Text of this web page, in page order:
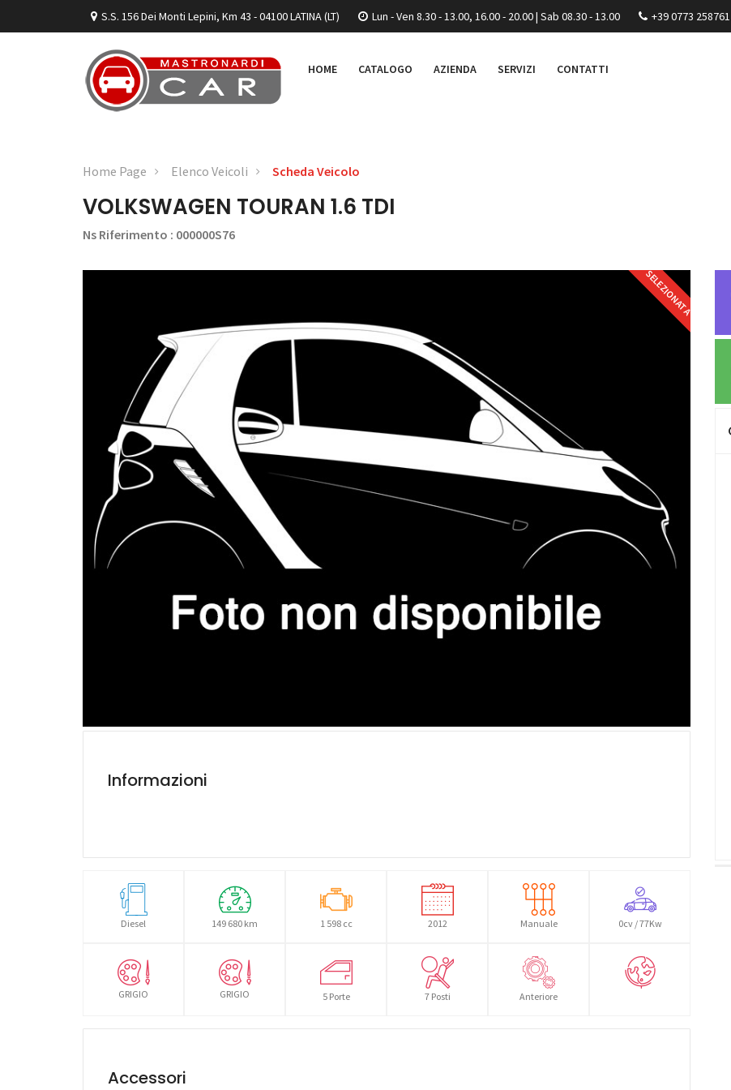
S.S. 156 Dei Monti Lepini, Km 43 - 04100 LATINA (LT) Lun - Ven 8.30 - 13.00, 16.00 - 20.00 | Sab 08.30 - 13.00 +39 0773 258761
HOME CATALOGO AZIENDA SERVIZI CONTATTI
Home Page Elenco Veicoli Scheda Veicolo
VOLKSWAGEN TOURAN 1.6 TDI
Ns Riferimento : 000000S76
SELEZIONATA
Informazioni
Diesel 149 680 km 1 598 cc 2012 Manuale 0cv / 77Kw
GRIGIO GRIGIO 5 Porte 7 Posti Anteriore
Accessori